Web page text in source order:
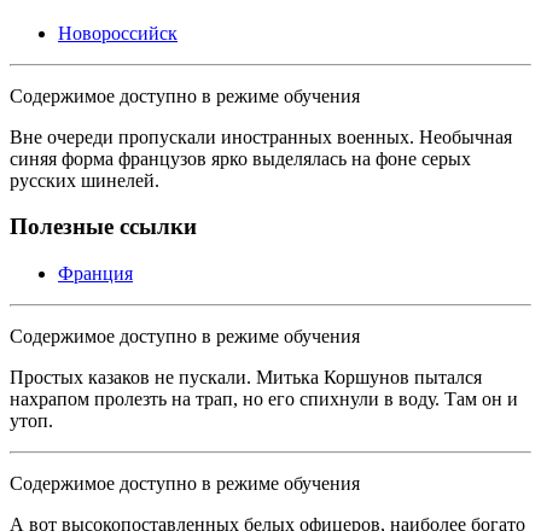
Новороссийск
Содержимое доступно в режиме обучения
Вне очереди пропускали иностранных военных. Необычная
синяя форма французов ярко выделялась на фоне серых
русских шинелей.
Полезные ссылки
Франция
Содержимое доступно в режиме обучения
Простых казаков не пускали. Митька Коршунов пытался
нахрапом пролезть на трап, но его спихнули в воду. Там он и
утоп.
Содержимое доступно в режиме обучения
А вот высокопоставленных белых офицеров, наиболее богато